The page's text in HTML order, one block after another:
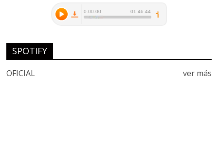
SPOTIFY
ver más
OFICIAL